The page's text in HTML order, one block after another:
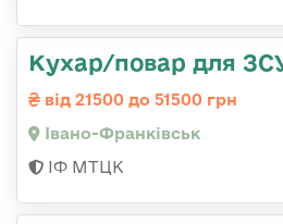
Кухар/повар для
від 21500 до 51500 грн
Івано-Франківськ
ІФ МТЦК